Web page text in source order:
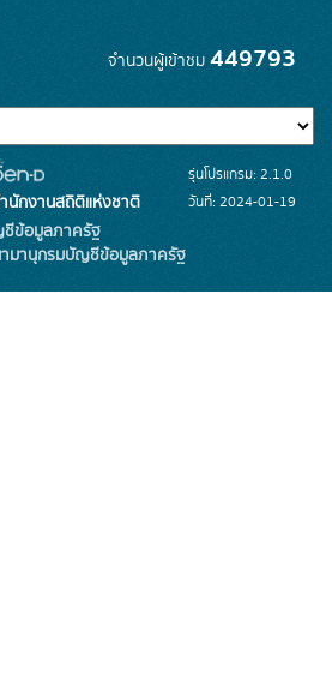
จำนวนผู้เข้าชม 449793
นักงานสถิติแห่งชาติ
ข้อมูลภาครัฐ
ามานุกรมบัญชีข้อมูลภาครัฐ
รุ่นโปรแกรม: 2.1.0
วันที่: 2024-01-19